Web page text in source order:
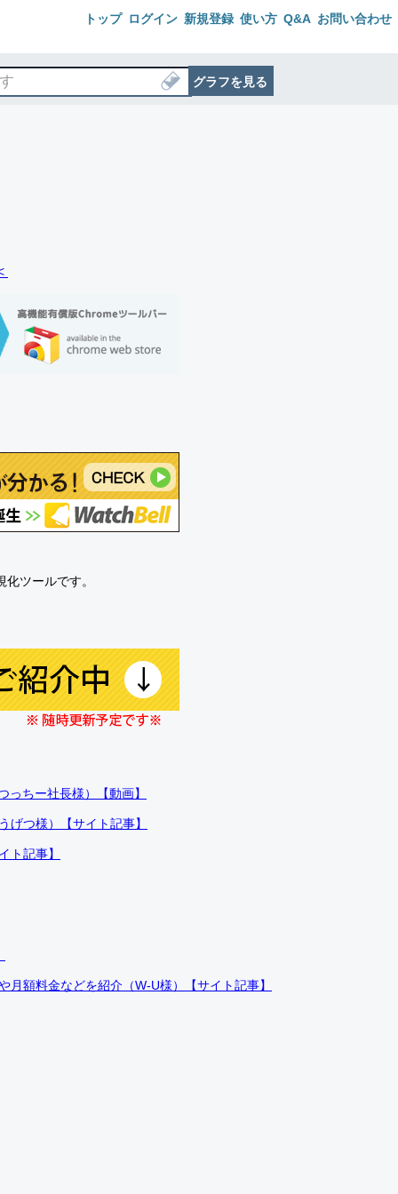
トップ ログイン 新規登録 使い方 Q&A お問い合わせ
グラフを見る
ツールです。
ちー社長様）【動画】
げつ様）【サイト記事】
ト記事】
額料金などを紹介（W-U様）【サイト記事】